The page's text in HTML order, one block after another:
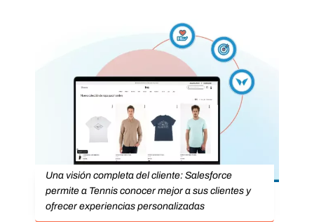
Una visión completa del cliente: Salesforce
permite a Tennis conocer mejor a sus clientes y
ofrecer experiencias personalizadas